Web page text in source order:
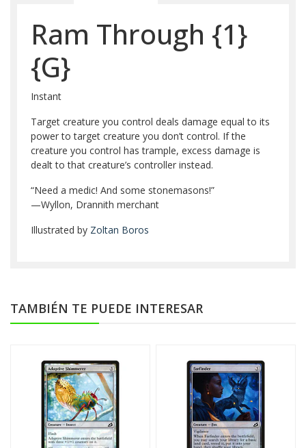
Ram Through {1}
{G}
Instant
Target creature you control deals damage equal to its
power to target creature you don’t control. If the
creature you control has trample, excess damage is
dealt to that creature’s controller instead.
“Need a medic! And some stonemasons!”
—Wyllon, Drannith merchant
Illustrated by Zoltan Boros
TAMBIÉN TE PUEDE INTERESAR